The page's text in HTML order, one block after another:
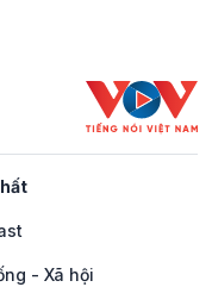
- Xã hội